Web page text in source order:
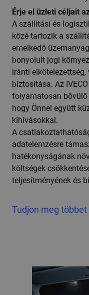
Érje el üzleti céljait
A szállítási és
közé tartozik a
emelkedő
bonyolult jogi
iránti
biztosítása. Az
folyamatosan
hogy Önnel együtt
kihívásokkal.
A
adatelemzésre
hatékonyságának
költségek
teljesítményének és
Tudjon meg többet